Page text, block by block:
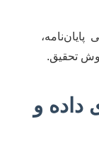
پایان‌نامه،
تحقیق.
و